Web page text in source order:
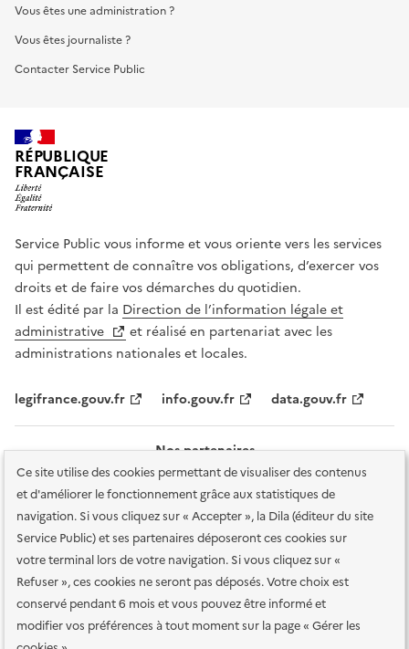
Ce site utilise des cookies permettant de visualiser des contenus
et d'améliorer le fonctionnement grâce aux statistiques de
navigation. Si vous cliquez sur « Accepter », la Dila (éditeur du site
Service Public) et ses partenaires déposeront ces cookies sur
votre terminal lors de votre navigation. Si vous cliquez sur «
Refuser », ces cookies ne seront pas déposés. Votre choix est
conservé pendant 6 mois et vous pouvez être informé et
modifier vos préférences à tout moment sur la page « Gérer les
Vous êtes une administration ?
Vous êtes journaliste ?
Contacter Service Public
RÉPUBLIQUE
FRANÇAISE
Service Public vous informe et vous oriente vers les services
qui permettent de connaître vos obligations, d’exercer vos
droits et de faire vos démarches du quotidien.
Il est édité par la Direction de l’information légale et
administrative
et réalisé en partenariat avec les
administrations nationales et locales.
legifrance.gouv.fr info.gouv.fr data.gouv.fr
Nos partenaires
Plan du site Accessibilité : totalement conforme
Accessibilité des
services en ligne Mentions légales Données personnelles et sécurité
Conditions générales d'utilisation Gestion des cookies